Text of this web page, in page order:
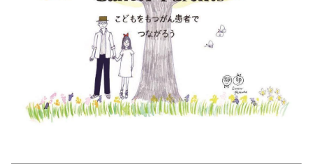
カルチャー/エンタメ